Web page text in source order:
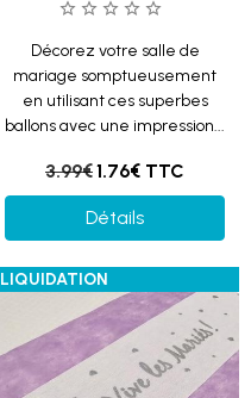
Décorez votre salle de
mariage somptueusement
en utilisant ces superbes
ballons avec une impression...
3.99€1.76€ TTC
Détails
LIQUIDATION